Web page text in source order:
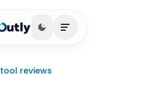
Basculer le thème
Ouvrir le menu
tool reviews